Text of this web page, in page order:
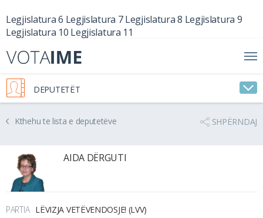
Legjislatura 6 Legjislatura 7 Legjislatura 8 Legjislatura 9
Legjislatura 10 Legjislatura 11
DEPUTETËT
Kthehu te lista e deputetëve SHPËRNDAJ
AIDA DËRGUTI
PARTIA LËVIZJA VETËVENDOSJE! (LVV)